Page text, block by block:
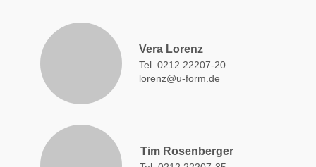
Vera Lorenz
Tim Rosenberger
Tel. 0212 22207-20
lorenz@u-form.de